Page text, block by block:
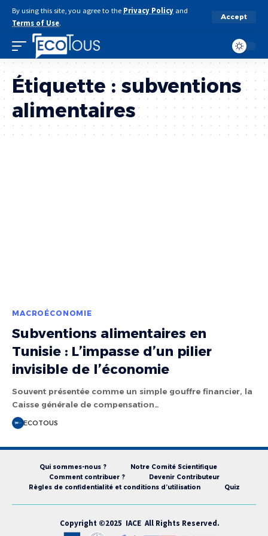
By using this site, you agree to the Privacy Policy and
Terms of Use.
Accept
Étiquette :subventions
alimentaires
MACROÉCONOMIE
Subventions alimentaires en
Tunisie : L’impasse d’un pilier
invisible de l’économie
Souvent présentée comme un simple gouffre financier, la
Caisse générale de compensation…
ECOTOUS
Qui sommes-nous ?
Notre Comité Scientifique
Comment contribuer ?
Devenir Contributeur
Règles de confidentialité et conditions d’utilisation
Quiz
Copyright ©2025 IACE All Rights Reserved.